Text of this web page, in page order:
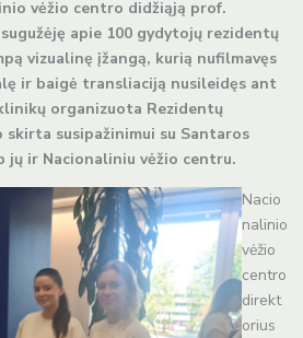
vėžio centro didžiąją prof.
apie 100 gydytojų rezidentų
vizualinę įžangą, kurią nufilmavęs
ir baigė transliaciją nusileidęs ant
organizuota Rezidentų
susipažinimui su Santaros
ir Nacionaliniu vėžio centru.
Nacio
nalinio
vėžio
centro
direkt
orius